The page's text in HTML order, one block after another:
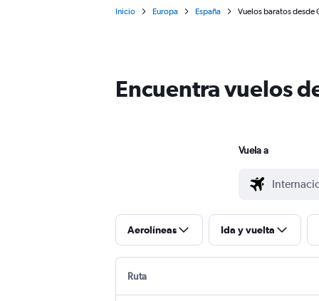
Inicio Europa España Vuelos baratos desde
Encuentra vuelos
Vuela a
Aerolíneas Ida y vuelta
Ruta